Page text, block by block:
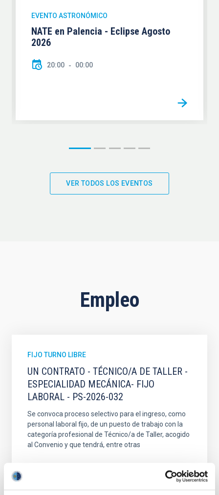
EVENTO ASTRONÓMICO
NATE en Palencia - Eclipse Agosto
2026
20:00 00:00
VER TODOS LOS EVENTOS
Empleo
FIJO TURNO LIBRE
UN CONTRATO - TÉCNICO/A DE TALLER -
ESPECIALIDAD MECÁNICA- FIJO
LABORAL - PS-2026-032
Se convoca proceso selectivo para el ingreso, como
personal laboral fijo, de un puesto de trabajo con la
categoría profesional de Técnico/a de Taller, acogido
al Convenio y que tendrá, entre otras